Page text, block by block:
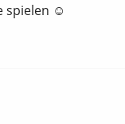
spielen ☺️